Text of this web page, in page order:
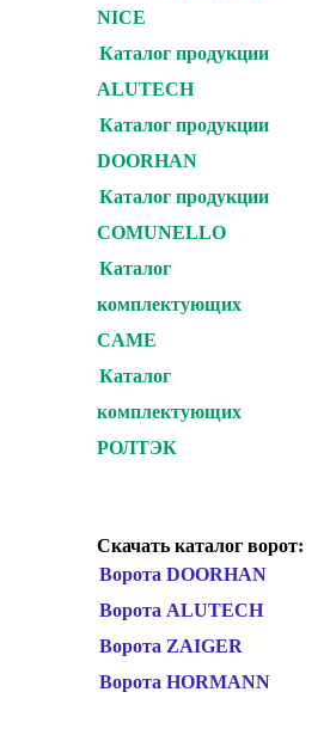
NICE
Каталог продукции
ALUTECH
Каталог продукции
DOORHAN
Каталог продукции
COMUNELLO
Каталог
комплектующих
CAME
Каталог
комплектующих
РОЛТЭК
Скачать каталог ворот:
Ворота DOORHAN
Ворота ALUTECH
Ворота ZAIGER
Ворота HORMANN